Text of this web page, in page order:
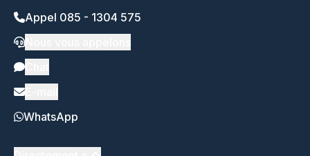
Appel 085 - 1304 575
WhatsApp